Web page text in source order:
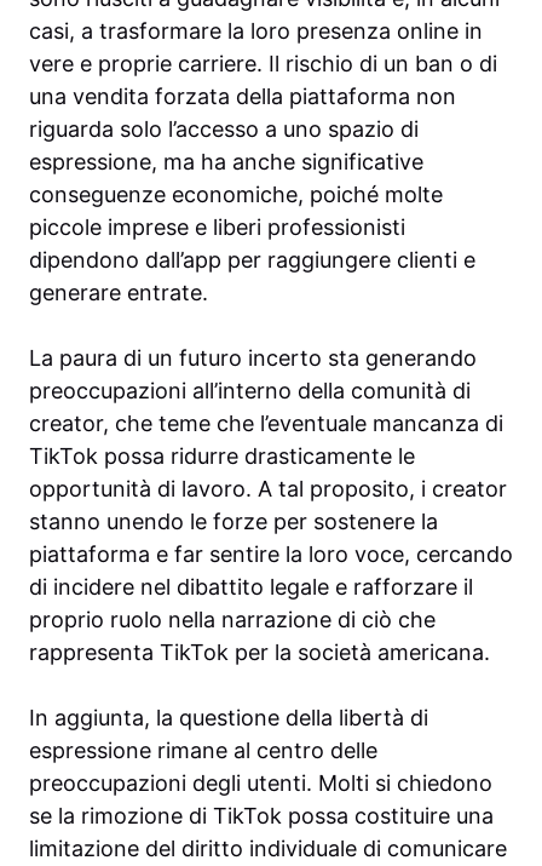
casi, a trasformare la loro presenza online in
vere e proprie carriere. Il rischio di un ban o di
una vendita forzata della piattaforma non
riguarda solo l’accesso a uno spazio di
espressione, ma ha anche significative
conseguenze economiche, poiché molte
piccole imprese e liberi professionisti
dipendono dall’app per raggiungere clienti e
generare entrate.
La paura di un futuro incerto sta generando
preoccupazioni all’interno della comunità di
creator, che teme che l’eventuale mancanza di
TikTok possa ridurre drasticamente le
opportunità di lavoro. A tal proposito, i creator
stanno unendo le forze per sostenere la
piattaforma e far sentire la loro voce, cercando
di incidere nel dibattito legale e rafforzare il
proprio ruolo nella narrazione di ciò che
rappresenta TikTok per la società americana.
In aggiunta, la questione della libertà di
espressione rimane al centro delle
preoccupazioni degli utenti. Molti si chiedono
se la rimozione di TikTok possa costituire una
limitazione del diritto individuale di comunicare